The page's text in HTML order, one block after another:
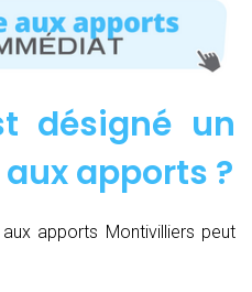
désigné un
apports ?
apports Montivilliers peut